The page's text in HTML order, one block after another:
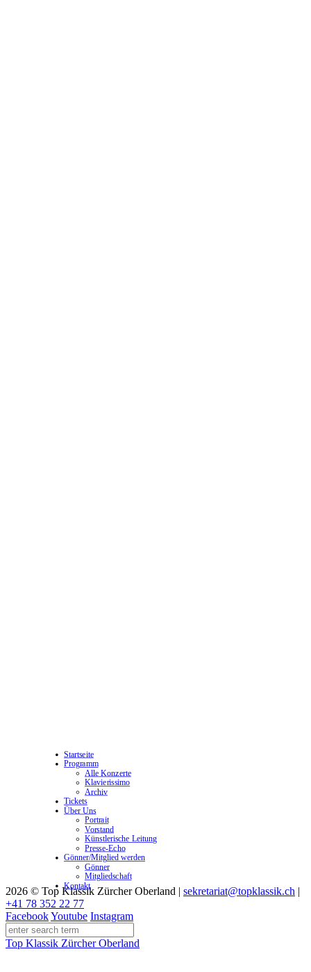
2026 © Top Klassik Zürcher Oberland | sekretariat@topklassik.ch |
+41 78 352 22 77
FacebookYoutube Instagram
Top Klassik Zürcher Oberland
Startseite
Programm
Alle Konzerte
Klavierissimo
Archiv
Tickets
Über Uns
Portrait
Vorstand
Künstlerische Leitung
Presse-Echo
Gönner/Mitglied werden
Gönner
Mitgliedschaft
Kontakt